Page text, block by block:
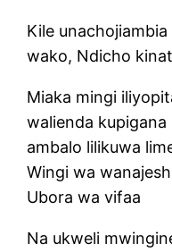
Kile
wako, Ndicho
Miaka mingi
walienda
ambalo lilikuwa
Wingi wa
Ubora wa vifaa
Na ukweli